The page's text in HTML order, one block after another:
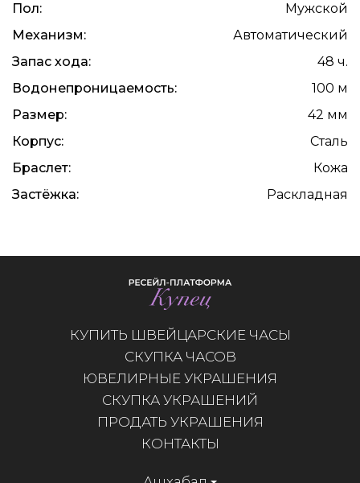
Пол:
Мужской
Механизм:
Автоматический
Запас хода:
48 ч.
Водонепроницаемость:
100 м
Размер:
42 мм
Корпус:
Сталь
Браслет:
Кожа
Застёжка:
Раскладная
КУПИТЬ ШВЕЙЦАРСКИЕ ЧАСЫ
СКУПКА ЧАСОВ
ЮВЕЛИРНЫЕ УКРАШЕНИЯ
СКУПКА УКРАШЕНИЙ
ПРОДАТЬ УКРАШЕНИЯ
КОНТАКТЫ